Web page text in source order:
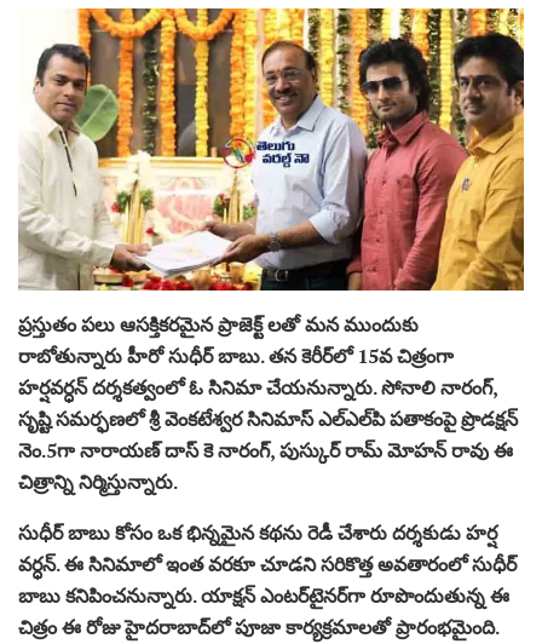
ప్ర‌స్తుతం ప‌లు ఆసక్తికరమైన ప్రాజెక్ట్ ల‌తో మ‌న ముందుకు
రాబోతున్నారు హీరో సుధీర్ బాబు. తన కెరీర్‌లో 15వ చిత్రంగా
హర్షవర్ధన్ ద‌ర్శ‌క‌త్వంలో ఓ సినిమా చేయ‌నున్నారు. సోనాలి నారంగ్‌,
సృష్టి స‌మ‌ర్ఫ‌ణ‌లో శ్రీ వెంకటేశ్వర సినిమాస్ ఎల్‌ఎల్‌పి ప‌తాకంపై ప్రొడ‌క్ష‌న్
నెం.5గా నారాయణ్ దాస్ కె నారంగ్, పుస్కుర్ రామ్ మోహన్ రావు ఈ
చిత్రాన్ని నిర్మిస్తున్నారు.
సుధీర్ బాబు కోసం ఒక భిన్న‌మైన క‌థ‌ను రెడీ చేశారు ద‌ర్శ‌కుడు హ‌ర్ష
వ‌ర్ధ‌న్‌. ఈ సినిమాలో ఇంత వ‌ర‌కూ చూడ‌ని స‌రికొత్త అవతారంలో సుధీర్
బాబు క‌నిపించ‌నున్నారు. యాక్ష‌న్ ఎంట‌ర్‌టైన‌ర్‌గా రూపొందుతున్న ఈ
చిత్రం ఈ రోజు హైద‌రాబాద్‌లో పూజా కార్య‌క్ర‌మాల‌తో ప్రారంభ‌మైంది.